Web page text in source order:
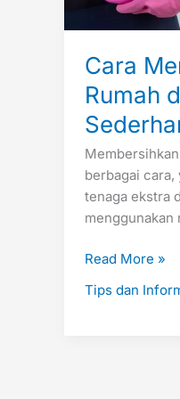
Cara
Rumah
berbagai cara,
tenaga ekstra
Read More »
Tips dan